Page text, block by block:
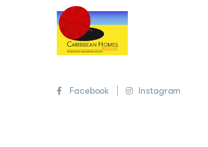
Facebook Instagram